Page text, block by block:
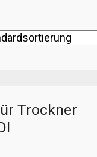
Trockner